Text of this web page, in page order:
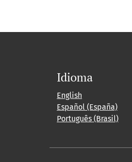
Idioma
English
Español (España)
Português (Brasil)